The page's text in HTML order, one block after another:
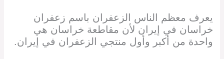
يعرف معظم الناس الزعفران باسم زعفران
خراسان في إيران لأن مقاطعة خراسان هي
واحدة من أكبر وأول منتجي الزعفران في إيران.